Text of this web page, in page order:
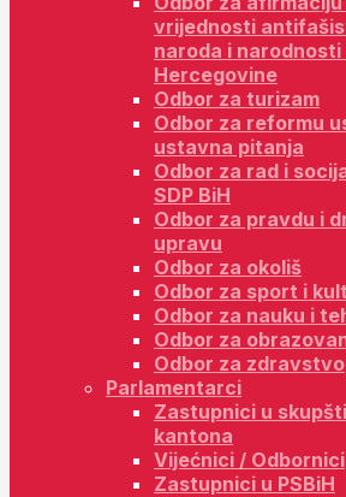
vrijednosti
naroda i narodnosti
Hercegovine
Odbor za turizam
Odbor za reformu
ustavna pitanja
Odbor za rad i
SDP BiH
Odbor za pravdu i
upravu
Odbor za okoliš
Odbor za sport i
Odbor za nauku i
Odbor za
Odbor za zdravstvo
Parlamentarci
Zastupnici u
kantona
Vijećnici / Odbornici
Zastupnici u PSBiH